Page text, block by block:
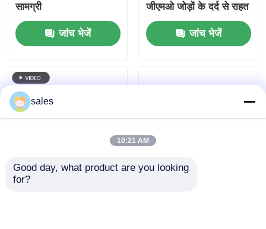
सामग्री
जांच भेजें
जीएमओ जोड़ों के दर्द से राहत
के लिए मुफ्त
जांच भेजें
sales
10:21 AM
Good day, what product are you looking
for?